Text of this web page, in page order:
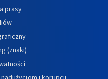
prasy
(znaki)